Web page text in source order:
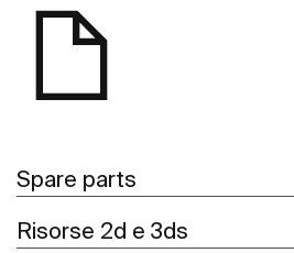
Spare parts
Risorse 2d e 3ds